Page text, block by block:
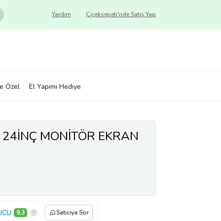
Çiçeksepeti'nde Satış Yap
Yardım
Özel El Yapımı Hediye
MONİTÖR EKRAN
9,3 Satıcıya Sor